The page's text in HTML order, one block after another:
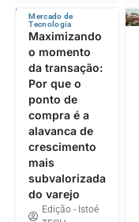
Mercado de
Tecnologia
Maximizando
o momento
da transação:
Por que o
ponto de
compra é a
alavanca de
crescimento
mais
subvalorizada
do varejo
Edição - Istoé